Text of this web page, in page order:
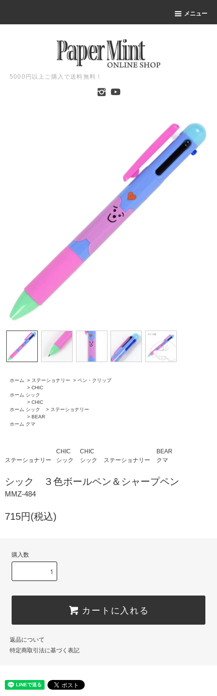
メニュー
5000円以上ご購入で送料無料！
ホーム > ステーショナリー > ペン・クリップ
ホーム
> CHIC
シック
ホーム
> CHIC
シック
> ステーショナリー
ホーム
> BEAR
クマ
ステーショナリー
CHIC
シック
CHIC
シック
ステーショナリー
BEAR
クマ
シック ３色ボールペン＆シャープペン
MMZ-484
715円(税込)
購入数
カートに入れる
返品について
特定商取引法に基づく表記